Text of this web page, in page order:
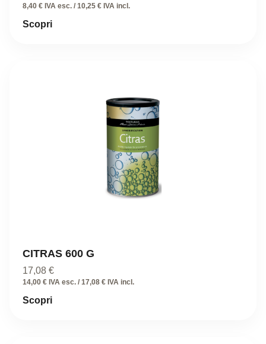
8,40 € IVA esc. / 10,25 € IVA incl.
Scopri
CITRAS 600 G
17,08 €
14,00 € IVA esc. / 17,08 € IVA incl.
Scopri